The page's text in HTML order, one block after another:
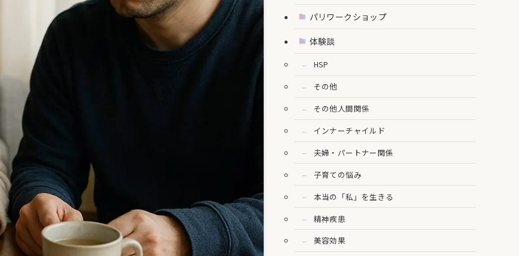
パリワークショップ
体験談
HSP
その他
その他人間関係
インナーチャイルド
夫婦・パートナー関係
子育ての悩み
本当の「私」を生きる
精神疾患
美容効果